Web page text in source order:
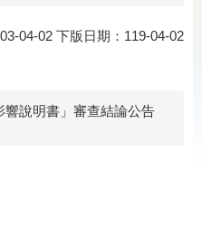
04-02 下版日期：119-04-02
響說明書」審查結論公告